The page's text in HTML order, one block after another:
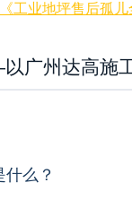
工业地坪售后孤儿
广州达高施
么？